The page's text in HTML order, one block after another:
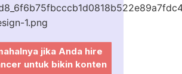
jika Anda hire
untuk bikin konten